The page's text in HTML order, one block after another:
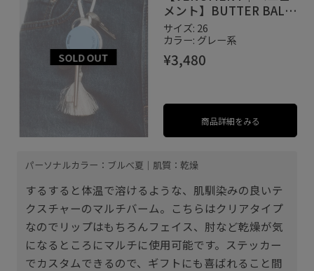
メント】BUTTER BALM
UNIVERSAL & KEY
RING SET バターバーム
ユニバーサル＆キーリン
グセット
サイズ: 26
カラー: グレー系
¥3,480
商品詳細をみる
パーソナルカラー：ブルべ夏｜肌質：乾燥
するすると体温で溶けるような、肌馴染みの良いテ
クスチャーのマルチバーム。こちらはクリアタイプ
なのでリップはもちろんフェイス、肘など乾燥が気
になるところにマルチに使用可能です。ステッカー
でカスタムできるので、ギフトにも喜ばれること間